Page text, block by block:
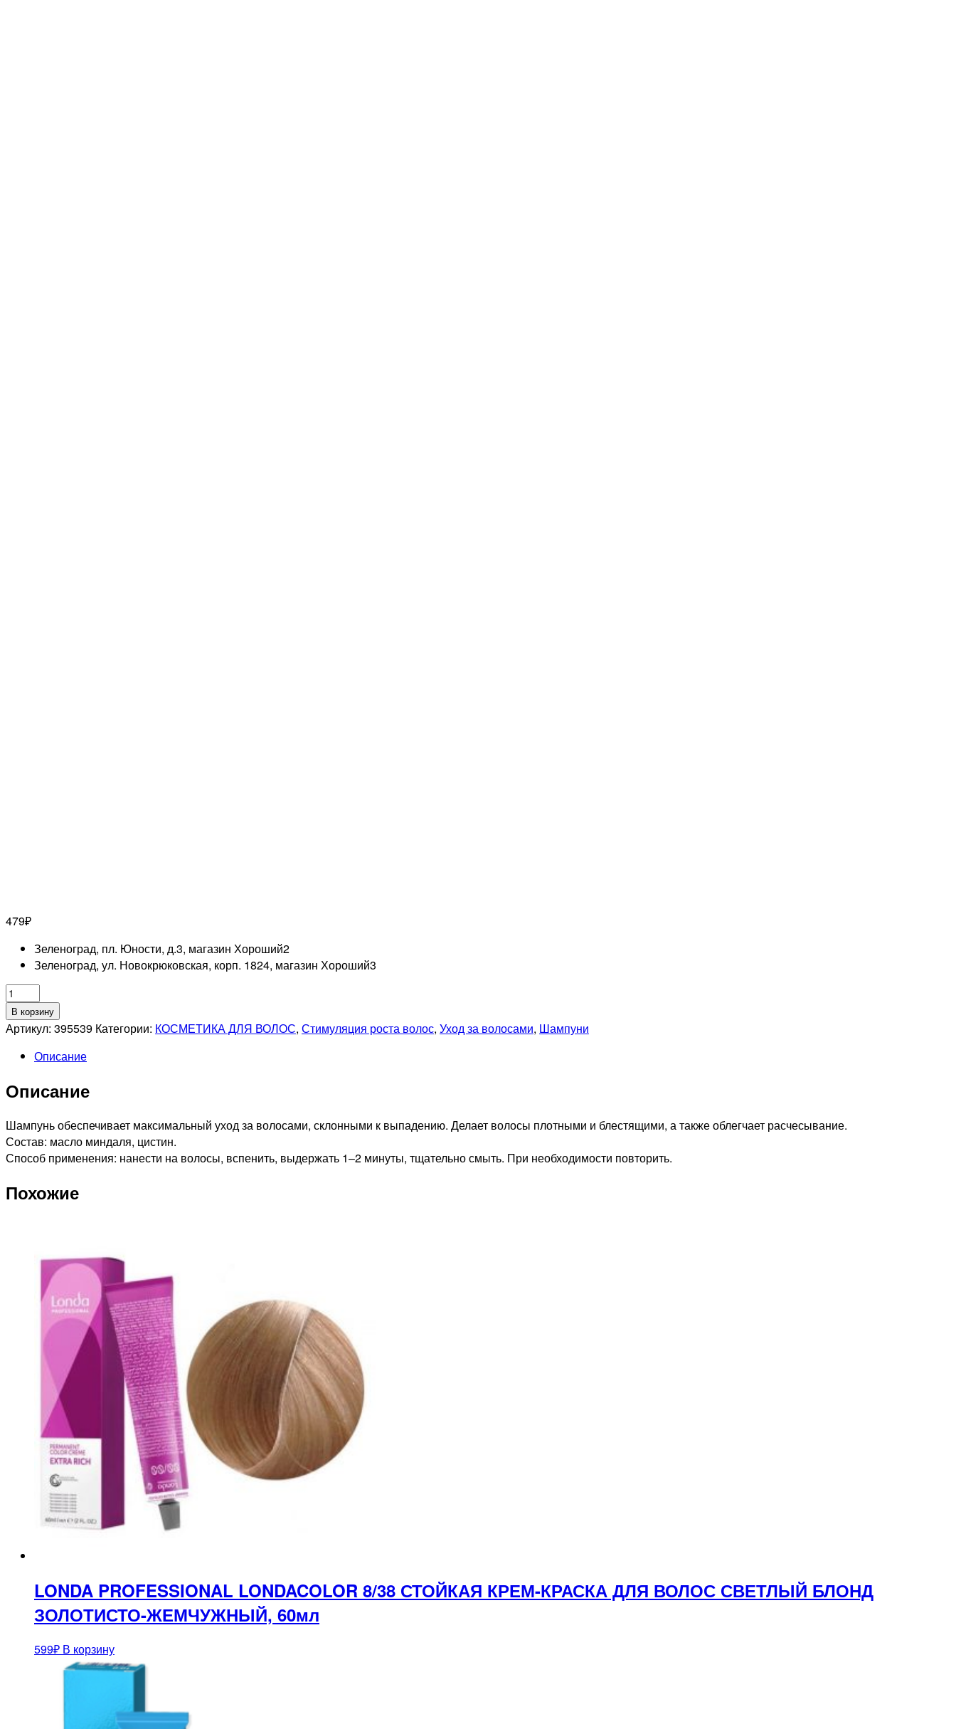
479₽
Зеленоград, пл. Юности, д.3, магазин Хороший2
Зеленоград, ул. Новокрюковская, корп. 1824, магазин Хороший3
Количество
товара
OLLIN
CARE
против
волос
с
маслом
250мл
В корзину
Артикул: 395539 Категории: КОСМЕТИКА ДЛЯ ВОЛОС, Стимуляция роста волос, Уход за волосами, Шампуни
Описание
Описание
Шампунь обеспечивает максимальный уход за волосами, склонными к выпадению. Делает волосы плотными и блестящими, а также облегчает расчесывание.
Состав: масло миндаля, цистин.
Способ применения: нанести на волосы, вспенить, выдержать 1–2 минуты, тщательно смыть. При необходимости повторить.
Похожие
LONDA PROFESSIONAL LONDACOLOR 8/38 СТОЙКАЯ КРЕМ-КРАСКА ДЛЯ ВОЛОС СВЕТЛЫЙ БЛОНД
ЗОЛОТИСТО-ЖЕМЧУЖНЫЙ, 60мл
599₽ В корзину